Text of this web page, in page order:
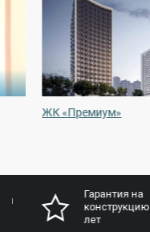
ЖК «Премиум»
Гарантия на
конструкцию до 10
лет